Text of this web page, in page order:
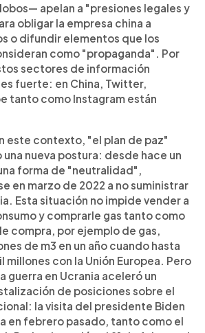
apelan a "presiones legales y
obligar la empresa china a
o difundir elementos que los
como "propaganda". Por
sectores de información
fuerte: en China, Twitter,
tanto como Instagram están
este contexto, "el plan de paz"
nueva postura: desde hace un
forma de "neutralidad",
en marzo de 2022 a no suministrar
Esta situación no impide vender a
y comprarle gas tanto como
compra, por ejemplo de gas,
de m3 en un año cuando hasta
millones con la Unión Europea. Pero
guerra en Ucrania aceleró un
de posiciones sobre el
la visita del presidente Biden
en febrero pasado, tanto como el